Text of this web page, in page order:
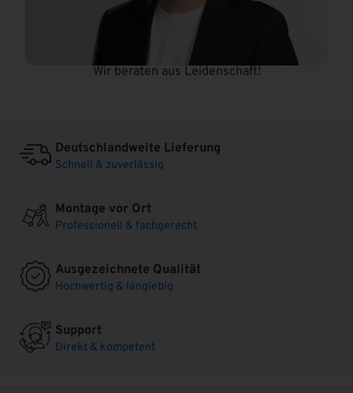
Wir beraten aus Leidenschaft!
Deutschlandweite Lieferung
Schnell & zuverlässig
Montage vor Ort
Professionell & fachgerecht
Ausgezeichnete Qualität
Hochwertig & langlebig
Support
Direkt & kompetent